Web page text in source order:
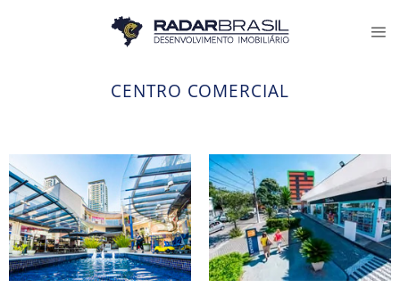
CENTRO COMERCIAL